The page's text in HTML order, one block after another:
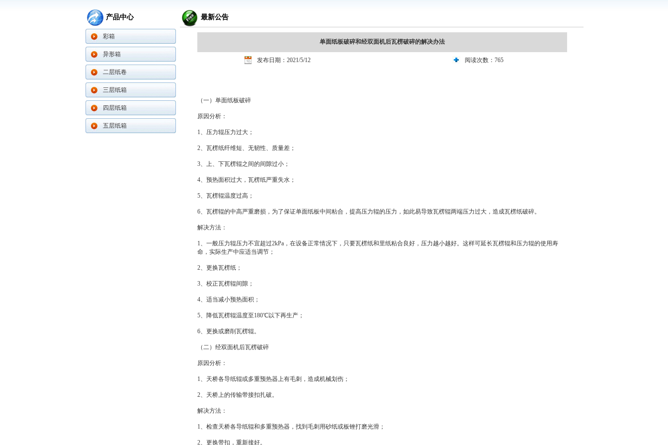
产品中心
彩箱
异形箱
二层纸卷
三层纸箱
四层纸箱
五层纸箱
最新公告
单面纸板破碎和经双面机后瓦楞破碎的解决办法
发布日期：2021/5/12 阅读次数：765
（一）单面纸板破碎
原因分析：
1、压力辊压力过大；
2、瓦楞纸纤维短、无韧性、质量差；
3、上、下瓦楞辊之间的间隙过小；
4、预热面积过大，瓦楞纸严重失水；
5、瓦楞辊温度过高；
6、瓦楞辊的中高严重磨损，为了保证单面纸板中间粘合，提高压力辊的压力，如此易导致瓦楞辊两端压力过大，造成瓦楞纸破碎。
解决方法：
1、一般压力辊压力不宜超过2kPa，在设备正常情况下，只要瓦楞纸和里纸粘合良好，压力越小越好。这样可延长瓦楞辊和压力辊的使用寿
命，实际生产中应适当调节；
2、更换瓦楞纸；
3、校正瓦楞辊间隙；
4、适当减小预热面积；
5、降低瓦楞辊温度至180℃以下再生产；
6、更换或磨削瓦楞辊。
（二）经双面机后瓦楞破碎
原因分析：
1、天桥各导纸辊或多重预热器上有毛刺，造成机械划伤；
2、天桥上的传输带接扣扎破。
解决方法：
1、检查天桥各导纸辊和多重预热器，找到毛刺用砂纸或板锉打磨光滑；
2、更换带扣，重新接好。